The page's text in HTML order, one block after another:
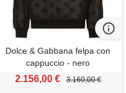
Dolce & Gabbana felpa con
cappuccio - nero
2.156,00 € 3.160,00 €